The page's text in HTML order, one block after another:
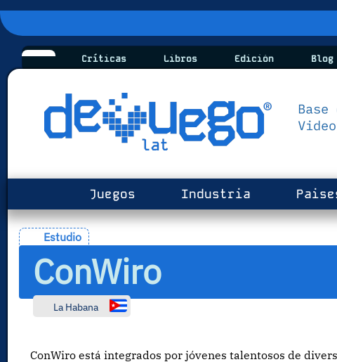
Críticas Libros Edición Blog
Juegos Industria
Estudio
ConWiro
La Habana
ConWiro está integrados por jóvenes talentosos de